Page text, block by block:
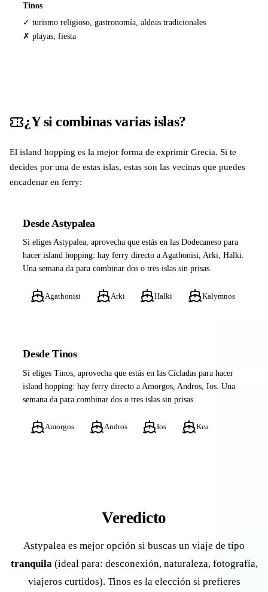
Tinos
✓ turismo religioso, gastronomía, aldeas tradicionales
✗ playas, fiesta
¿Y si combinas varias islas?
El island hopping es la mejor forma de exprimir Grecia. Si te
decides por una de estas islas, estas son las vecinas que puedes
encadenar en ferry:
Desde Astypalea
Si eliges Astypalea, aprovecha que estás en las Dodecaneso para
hacer island hopping: hay ferry directo a Agathonisi, Arki, Halki.
Una semana da para combinar dos o tres islas sin prisas.
Agathonisi Arki Halki Kalymnos
Desde Tinos
Si eliges Tinos, aprovecha que estás en las Cícladas para hacer
island hopping: hay ferry directo a Amorgos, Andros, Ios. Una
semana da para combinar dos o tres islas sin prisas.
Amorgos Andros Ios Kea
Veredicto
Astypalea es mejor opción si buscas un viaje de tipo
tranquila (ideal para: desconexión, naturaleza, fotografía,
viajeros curtidos). Tinos es la elección si prefieres